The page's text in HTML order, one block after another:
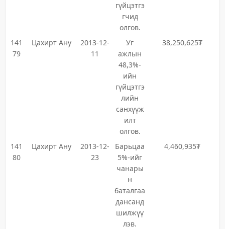
гүйцэтгэ
гчид
олгов.
141
79
Цахирт Ану
2013-12-
11
Уг
ажлын
48,3%-
ийн
гүйцэтгэ
лийн
санхүүж
илт
олгов.
38,250,625₮
141
80
Цахирт Ану
2013-12-
23
Барьцаа
5%-ийг
чанары
н
баталгаа
дансанд
шилжүү
лэв.
4,460,935₮